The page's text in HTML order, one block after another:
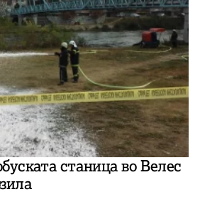
станица во Велес